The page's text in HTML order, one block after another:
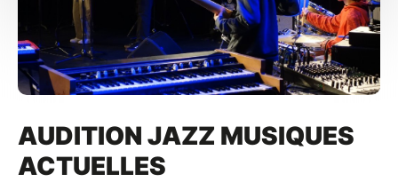
AUDITION JAZZ MUSIQUES
ACTUELLES